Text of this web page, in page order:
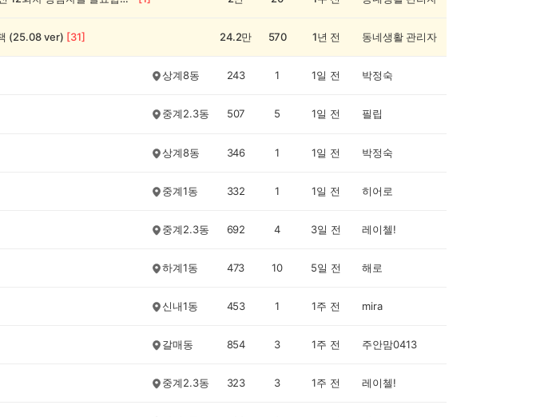
(25.08 ver) [31] 24.2만 570 1년 전 동네생활 관리자
상계8동 243 1 1일 전 박정숙
중계2.3동 507 5 1일 전 필립
상계8동 346 1 1일 전 박정숙
중계1동 332 1 1일 전 히어로
중계2.3동 692 4 3일 전 레이첼!
하계1동 473 10 5일 전 해로
신내1동 453 1 1주 전 mira
갈매동 854 3 1주 전 주안맘0413
중계2.3동 323 3 1주 전 레이첼!